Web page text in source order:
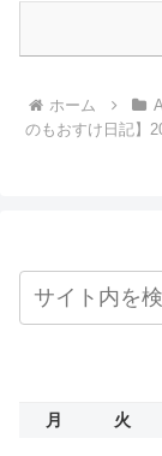
ホーム
のもおすけ日記】
月 火